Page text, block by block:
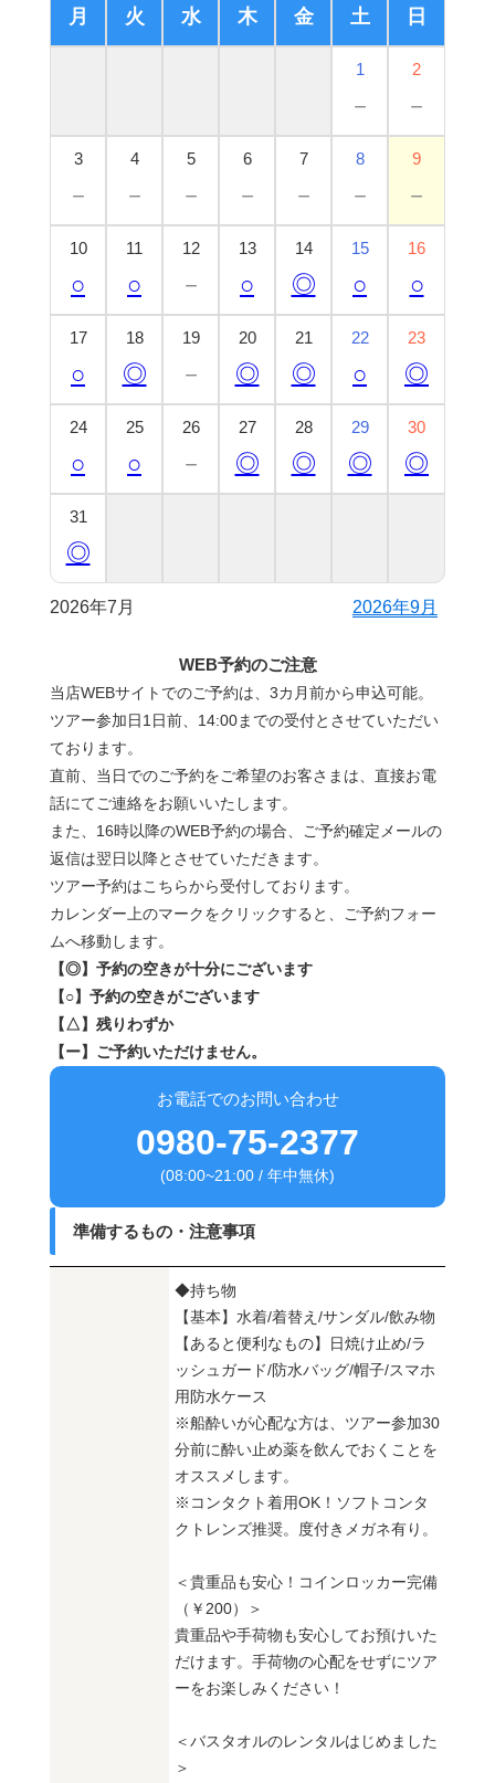
WEB予約のご注意
当店WEBサイトでのご予約は、3カ月前から申込可能。
ツアー参加日1日前、14:00までの受付とさせていただい
ております。
直前、当日でのご予約をご希望のお客さまは、直接お電
話にてご連絡をお願いいたします。
また、16時以降のWEB予約の場合、ご予約確定メールの
返信は翌日以降とさせていただきます。
ツアー予約はこちらから受付しております。
カレンダー上のマークをクリックすると、ご予約フォー
ムへ移動します。
【◎】予約の空きが十分にございます
【○】予約の空きがございます
【△】残りわずか
【ー】ご予約いただけません。
お電話でのお問い合わせ
0980-75-2377
(08:00~21:00 / 年中無休)
月 火 水 木 金 土 日
1
－
2
－
3
－
4
－
5
－
6
－
7
－
8
－
9
－
10
○
11
○
12
－
13
○
14
◎
15
○
16
○
17
○
18
◎
19
－
20
◎
21
◎
22
○
23
◎
24
○
25
○
26
－
27
◎
28
◎
29
◎
30
◎
31
◎
2026年7月 2026年9月
準備するもの・注意事項
◆持ち物
【基本】水着/着替え/サンダル/飲み物
【あると便利なもの】日焼け止め/ラ
ッシュガード/防水バッグ/帽子/スマホ
用防水ケース
※船酔いが心配な方は、ツアー参加30
分前に酔い止め薬を飲んでおくことを
オススメします。
※コンタクト着用OK！ソフトコンタ
クトレンズ推奨。度付きメガネ有り。
＜貴重品も安心！コインロッカー完備
（￥200）＞
貴重品や手荷物も安心してお預けいた
だけます。手荷物の心配をせずにツア
ーをお楽しみください！
＜バスタオルのレンタルはじめました
＞